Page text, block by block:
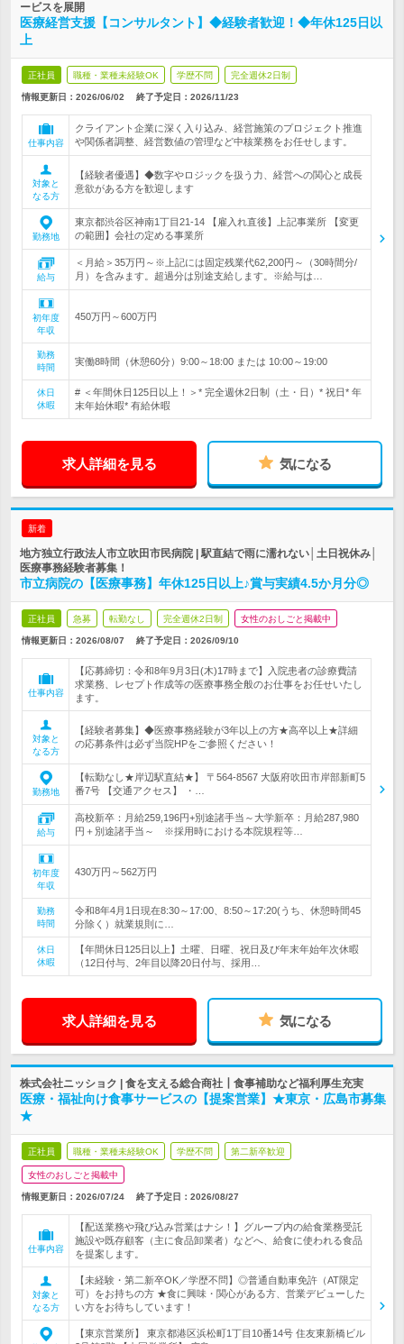
ービスを展開
医療経営支援【コンサルタント】◆経験者歓迎！◆年休125日以
上
正社員 職種・業種未経験OK 学歴不問 完全週休2日制
情報更新日：2026/06/02 終了予定日： 2026/11/23
仕事内容
クライアント企業に深く入り込み、経営施策のプロジェクト推進
や関係者調整、経営数値の管理など中核業務をお任せします。
対象と
なる方
【経験者優遇】◆数字やロジックを扱う力、経営への関心と成長
意欲がある方を歓迎します
勤務地
東京都渋谷区神南1丁目21-14 【雇入れ直後】上記事業所 【変更
の範囲】会社の定める事業所
給与
＜月給＞35万円～※上記には固定残業代62,200円～（30時間分/
月）を含みます。超過分は別途支給します。※給与は…
初年度
年収
450万円～600万円
勤務
時間
実働8時間（休憩60分）9:00～18:00 または 10:00～19:00
休日
休暇
# ＜年間休日125日以上！＞* 完全週休2日制（土・日）* 祝日* 年
末年始休暇* 有給休暇
求人詳細を見る 気になる
新着
地方独立行政法人市立吹田市民病院 | 駅直結で雨に濡れない│土日祝休み│
医療事務経験者募集！
市立病院の【医療事務】年休125日以上♪賞与実績4.5か月分◎
正社員 急募 転勤なし 完全週休2日制 女性のおしごと掲載中
情報更新日：2026/08/07 終了予定日： 2026/09/10
仕事内容
【応募締切：令和8年9月3日(木)17時まで】入院患者の診療費請
求業務、レセプト作成等の医療事務全般のお仕事をお任せいたし
ます。
対象と
なる方
【経験者募集】◆医療事務経験が3年以上の方★高卒以上★詳細
の応募条件は必ず当院HPをご参照ください！
勤務地
【転勤なし★岸辺駅直結★】 〒564-8567 大阪府吹田市岸部新町5
番7号 【交通アクセス】 ・…
給与
高校新卒：月給259,196円+別途諸手当～大学新卒：月給287,980
円＋別途諸手当～ ※採用時における本院規程等…
初年度
年収
430万円～562万円
勤務
時間
令和8年4月1日現在8:30～17:00、8:50～17:20(うち、休憩時間45
分除く）就業規則に…
休日
休暇
【年間休日125日以上】土曜、日曜、祝日及び年末年始年次休暇
（12日付与、2年目以降20日付与、採用…
求人詳細を見る 気になる
株式会社ニッショク | 食を支える総合商社┃食事補助など福利厚生充実
医療・福祉向け食事サービスの【提案営業】★東京・広島市募集
★
正社員 職種・業種未経験OK 学歴不問 第二新卒歓迎
女性のおしごと掲載中
情報更新日：2026/07/24 終了予定日： 2026/08/27
仕事内容
【配送業務や飛び込み営業はナシ！】グループ内の給食業務受託
施設や既存顧客（主に食品卸業者）などへ、給食に使われる食品
を提案します。
対象と
なる方
【未経験・第二新卒OK／学歴不問】◎普通自動車免許（AT限定
可）をお持ちの方 ★食に興味・関心がある方、営業デビューした
い方をお待ちしています！
【東京営業所】 東京都港区浜松町1丁目10番14号 住友東新橋ビル